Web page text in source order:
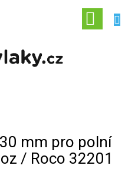
KOŠÍK
mm pro polní
/ Roco 32201